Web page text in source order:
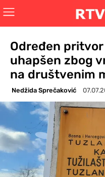
Određen
uhapšen zbog
na društvenim
Nedžida Sprečaković